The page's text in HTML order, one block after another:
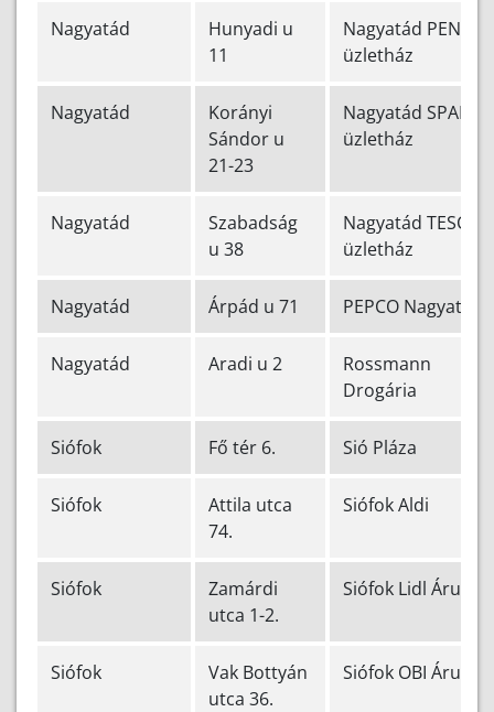
Nagyatád
Hunyadi u
11
Nagyatád PENNY
üzletház
Nagyatád
Korányi
Sándor u
21-23
Nagyatád SPAR
üzletház
Nagyatád
Szabadság
u 38
Nagyatád TESCO
üzletház
Nagyatád Árpád u 71 PEPCO Nagyatád
Nagyatád Aradi u 2
Rossmann
Drogária
Siófok Fő tér 6. Sió Pláza
Siófok
Attila utca
74.
Siófok Aldi
Siófok
Zamárdi
utca 1-2.
Siófok Lidl Áruház
Siófok
Vak Bottyán
utca 36.
Siófok OBI Áruház